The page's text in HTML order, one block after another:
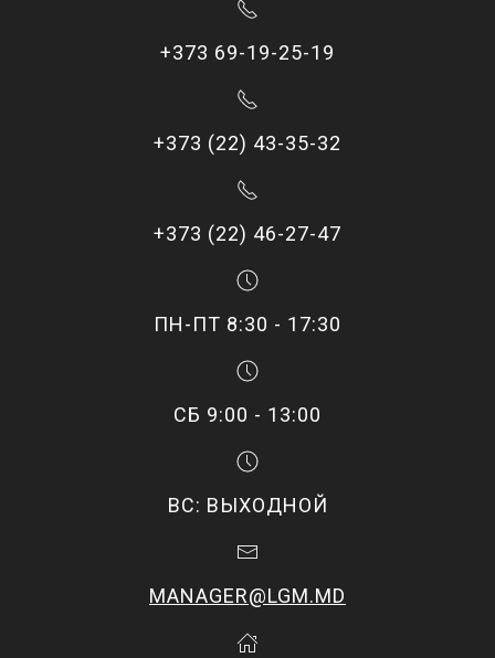
+373 69-19-25-19
+373 (22) 43-35-32
+373 (22) 46-27-47
ПН-ПТ 8:30 - 17:30
СБ 9:00 - 13:00
ВС: ВЫХОДНОЙ
MANAGER@LGM.MD